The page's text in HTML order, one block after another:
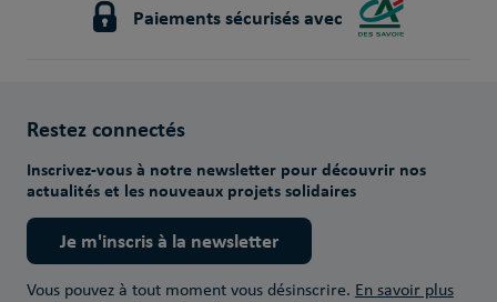
Paiements sécurisés avec
Restez connectés
Inscrivez-vous à notre newsletter pour découvrir nos
actualités et les nouveaux projets solidaires
Je m'inscris à la newsletter
Vous pouvez à tout moment vous désinscrire. En savoir plus